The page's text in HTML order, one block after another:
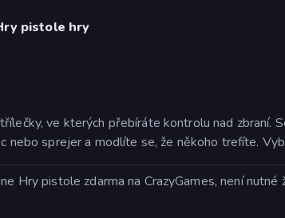
pistole hry
ve kterých přebíráte kontrolu nad
nebo sprejer a modlíte se, že někoho trefíte.
Hry pistole zdarma na CrazyGames, není